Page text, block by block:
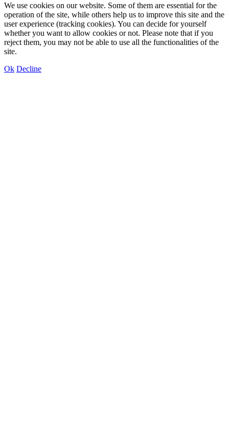
We use cookies on our website. Some of them are essential for the
operation of the site, while others help us to improve this site and the
user experience (tracking cookies). You can decide for yourself
whether you want to allow cookies or not. Please note that if you
reject them, you may not be able to use all the functionalities of the
site.
Ok Decline